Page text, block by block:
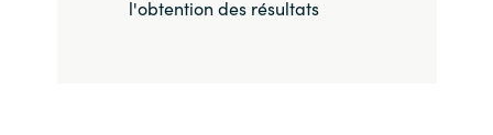
l'obtention des résultats